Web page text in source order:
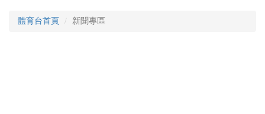
體育台首頁 新聞專區